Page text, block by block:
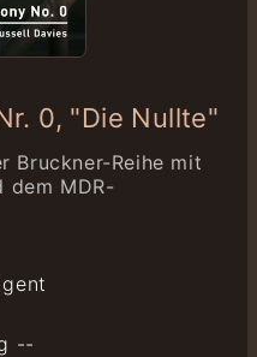
0, "Die Nullte"
Bruckner-Reihe mit
dem MDR-
--